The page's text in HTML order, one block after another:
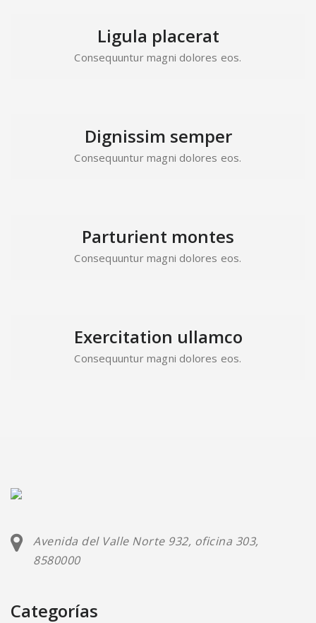
Ligula placerat
Consequuntur magni dolores eos.
Dignissim semper
Consequuntur magni dolores eos.
Parturient montes
Consequuntur magni dolores eos.
Exercitation ullamco
Consequuntur magni dolores eos.
Avenida del Valle Norte 932, oficina 303,
8580000
Categorías